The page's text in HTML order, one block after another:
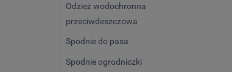
Odzież wodochronna
przeciwdeszczowa
Spodnie do pasa
Spodnie ogrodniczki